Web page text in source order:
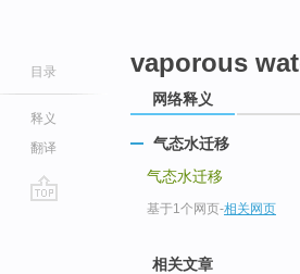
目录
释义
翻译
vaporous
网络释义
气态水迁移
气态水迁移
基于1个网页-相关网页
相关文章